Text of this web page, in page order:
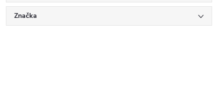
Značka